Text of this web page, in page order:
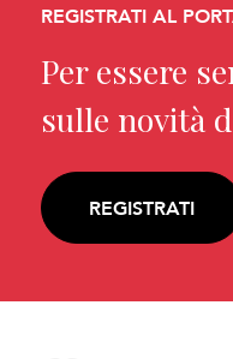
REGISTRATI AL
Per essere
sulle novità
REGISTRATI